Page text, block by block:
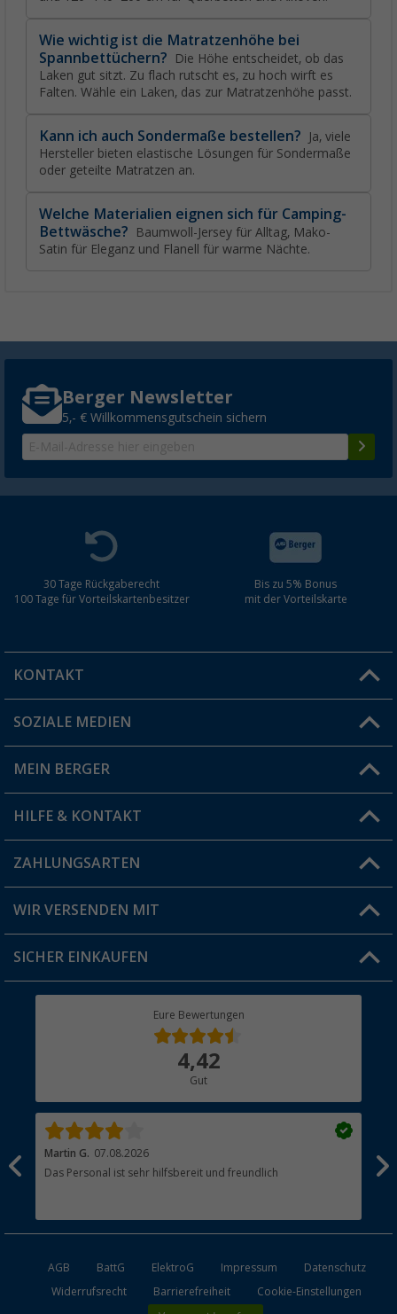
Wie wichtig ist die Matratzenhöhe bei
Spannbettüchern?
Die Höhe entscheidet, ob das
Laken gut sitzt. Zu flach rutscht es, zu hoch wirft es
Falten. Wähle ein Laken, das zur Matratzenhöhe passt.
Kann ich auch Sondermaße bestellen?
Ja, viele
Hersteller bieten elastische Lösungen für Sondermaße
oder geteilte Matratzen an.
Welche Materialien eignen sich für Camping-
Bettwäsche?
Baumwoll-Jersey für Alltag, Mako-
Satin für Eleganz und Flanell für warme Nächte.
Berger Newsletter
5,- € Willkommensgutschein sichern
30 Tage Rückgaberecht
100 Tage für Vorteilskartenbesitzer
Bis zu 5% Bonus
mit der Vorteilskarte
KONTAKT
Du hast eine Frage?
Filiale finden
SOZIALE MEDIEN
MEIN BERGER
Vorteilskarte
Blog
Jobs & Karriere
HILFE & KONTAKT
FAQ & Kontakt
Versandinformationen
Rücksendung
ZAHLUNGSARTEN
WIR VERSENDEN MIT
SICHER EINKAUFEN
Eure Bewertungen
4,42
Gut
Martin G. 07.08.2026
Das Personal ist sehr hilfsbereit und freundlich
AGB BattG ElektroG Impressum
Datenschutz
Widerrufsrecht
Barrierefreiheit Cookie-Einstellungen